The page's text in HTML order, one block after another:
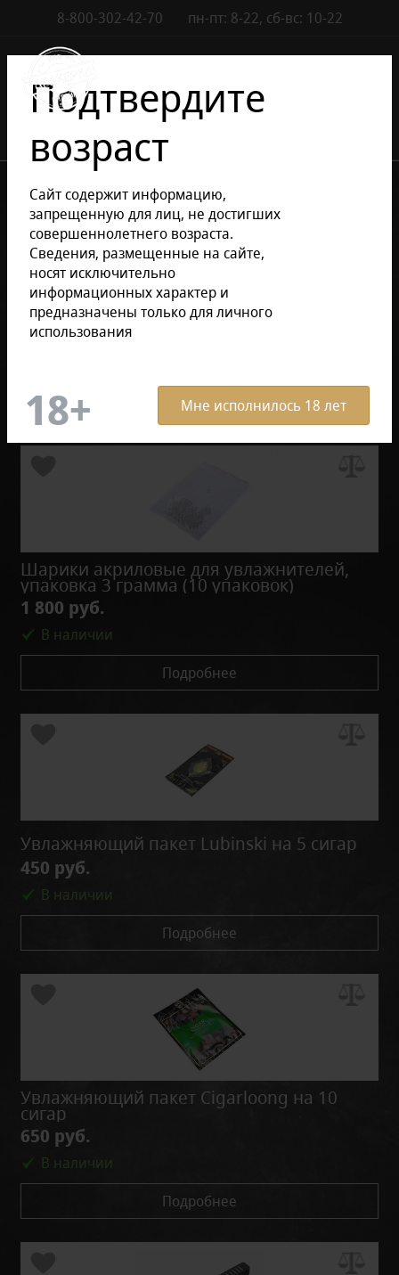
8-800-302-42-70 пн-пт: 8-22, сб-вс: 10-22
Увлажнитель для сигар
Уточнить раздел
Подтвердите
возраст
Сайт содержит информацию,
запрещенную для лиц, не достигших
совершеннолетнего возраста.
Сведения, размещенные на сайте,
носят исключительно
информационных характер и
предназначены только для личного
использования
Мне исполнилось 18 лет
Увлажнитель для сигар
По умолчанию
Шарики акриловые для увлажнителей,
упаковка 3 грамма (10 упаковок)
1 800 руб.
В наличии
Подробнее
Увлажняющий пакет Lubinski на 5 сигар
450 руб.
В наличии
Подробнее
Увлажняющий пакет Cigarloong на 10
сигар
650 руб.
В наличии
Подробнее